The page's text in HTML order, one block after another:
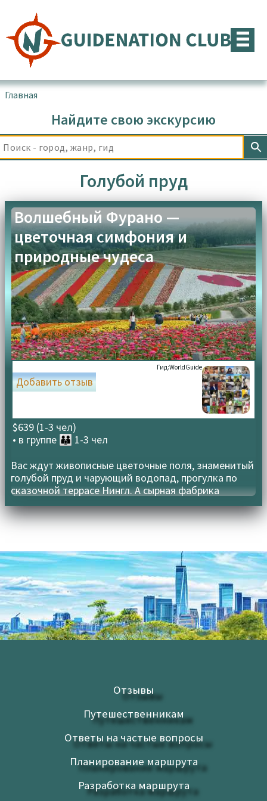
содержимому
Главная
Найдите свою экскурсию
Голубой пруд
Волшебный Фурано —
цветочная симфония и
природные чудеса
Гид:WorldGuide
$639 (1-3 чел)
• в группе 👪 1-3 чел
Добавить отзыв
Вас ждут живописные цветочные поля, знаменитый
голубой пруд и чарующий водопад, прогулка по
сказочной террасе Нингл. А сырная фабрика
добавит гармонию вкуса
Отзывы
Путешественникам
Ответы на частые вопросы
Планирование маршрута
Разработка маршрута